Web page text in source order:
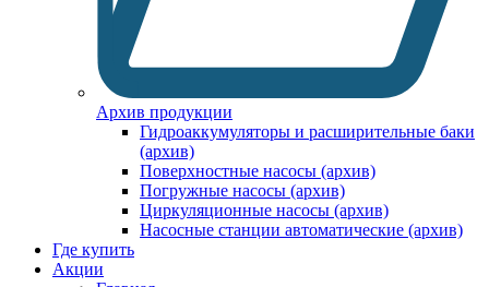
Архив продукции
Гидроаккумуляторы и расширительные баки
(архив)
Поверхностные насосы (архив)
Погружные насосы (архив)
Циркуляционные насосы (архив)
Насосные станции автоматические (архив)
Где купить
Акции